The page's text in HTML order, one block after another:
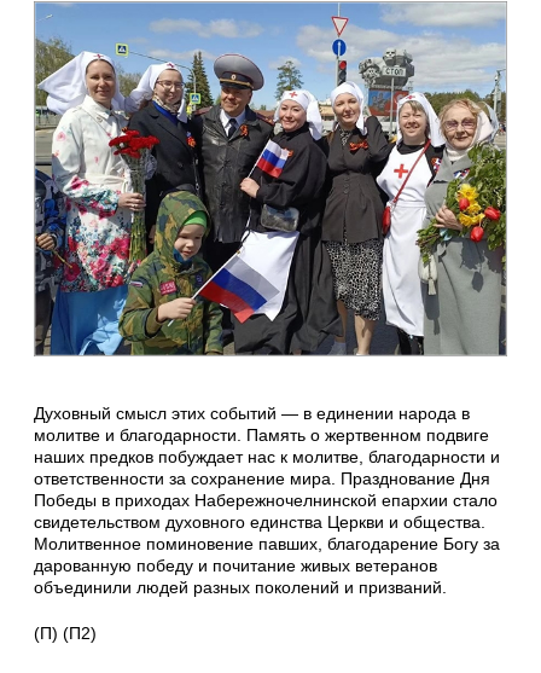
Духовный смысл этих событий — в единении народа в
молитве и благодарности. Память о жертвенном подвиге
наших предков побуждает нас к молитве, благодарности и
ответственности за сохранение мира. Празднование Дня
Победы в приходах Набережночелнинской епархии стало
свидетельством духовного единства Церкви и общества.
Молитвенное поминовение павших, благодарение Богу за
дарованную победу и почитание живых ветеранов
объединили людей разных поколений и призваний.
(П) (П2)